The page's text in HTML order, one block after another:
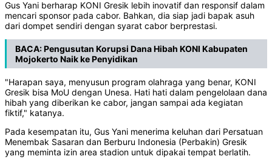
Gus Yani berharap KONI Gresik lebih inovatif dan responsif dalam
mencari sponsor pada cabor. Bahkan, dia siap jadi bapak asuh
dari dompet sendiri dengan syarat cabor berprestasi.
BACA:Pengusutan Korupsi Dana Hibah KONI Kabupaten
Mojokerto Naik ke Penyidikan
"Harapan saya, menyusun program olahraga yang benar, KONI
Gresik bisa MoU dengan Unesa. Hati hati dalam pengelolaan dana
hibah yang diberikan ke cabor, jangan sampai ada kegiatan
fiktif," katanya.
Pada kesempatan itu, Gus Yani menerima keluhan dari Persatuan
Menembak Sasaran dan Berburu Indonesia (Perbakin) Gresik
yang meminta izin area stadion untuk dipakai tempat berlatih.